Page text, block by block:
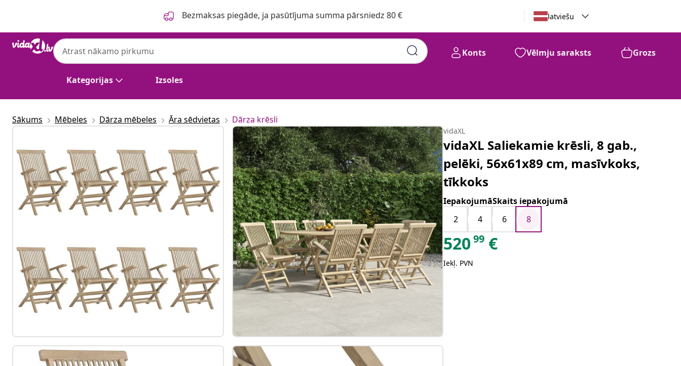
Bezmaksas piegāde, ja pasūtījuma summa pārsniedz 80 € latviešu
Kategorijas Izsoles
Konts Vēlmju saraksts Grozs
Sākums Mēbeles Dārza mēbeles Āra sēdvietas Dārza krēsli
vidaXL
vidaXL Saliekamie krēsli, 8 gab.,
pelēki, 56x61x89 cm, masīvkoks,
tīkkoks
IepakojumāSkaits iepakojumā
2
4 6 8
52099 €
Iekļ. PVN